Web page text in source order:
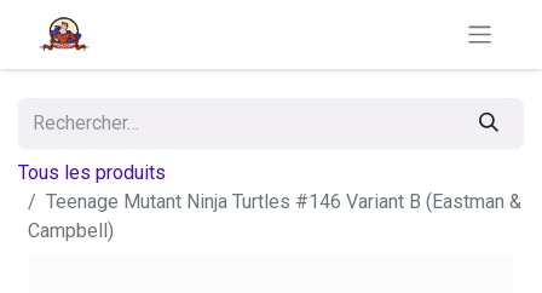
Tous les produits
Teenage Mutant Ninja Turtles #146 Variant B (Eastman &
Campbell)